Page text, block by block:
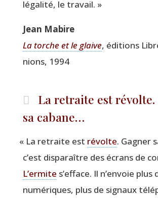
léga­li­té, le travail. »
Jean Mabire
La torche et le glaive, édi­tions
nions, 1994
La retraite est révolte.
sa cabane…
« La retraite est révolte. Gagner
c’est dis­pa­raître des écrans de
L’ermite s’efface. Il n’envoie plus
numé­riques, plus de signaux